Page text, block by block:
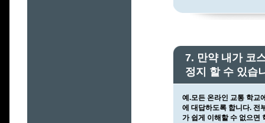
7. 만약 내가 코
정지 할 수 있습
예.모든 온라인 교통 학교
에 대답하도록 합니다. 전
가 쉽게 이해할 수 없으면